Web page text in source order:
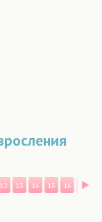
12 13 14 15 16 17